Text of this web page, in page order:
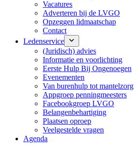
Vacatures
Adverteren bij de LVGO
Opzeggen lidmaatschap
Contact
Ledenservice
(Juridisch) advies
Informatie en voorlichting
Eerste Hulp Bij Ongenoegen
Evenementen
Van burenhulp tot mantelzorg
Appgroep penningmeesters
Facebookgroep LVGO
Belangenbehartiging
Plaatsen oproep
Veelgestelde vragen
Agenda